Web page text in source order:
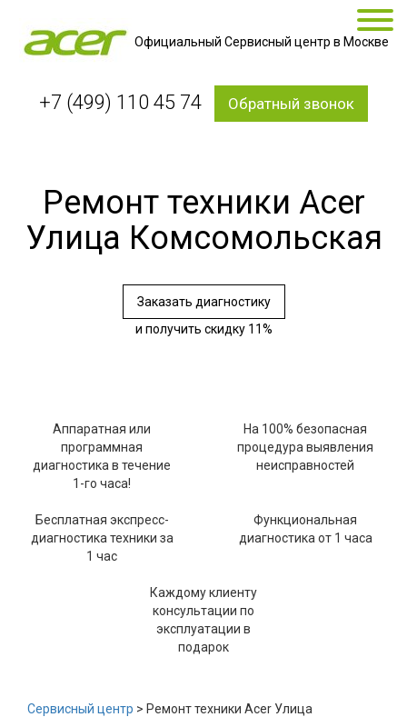
Официальный Сервисный центр в Москве
+7 (499) 110 45 74 Обратный звонок
Ремонт техники Acer
Улица Комсомольская
Заказать диагностику
и получить скидку 11%
Аппаратная или
программная
диагностика в течение
1-го часа!
На 100% безопасная
процедура выявления
неисправностей
Бесплатная экспресс-
диагностика техники за
1 час
Функциональная
диагностика от 1 часа
Каждому клиенту
консультации по
эксплуатации в
подарок
Сервисный центр > Ремонт техники Acer Улица